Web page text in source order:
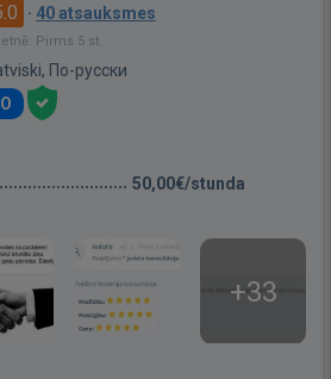
· 40 atsauksmes
Pirms 5 st.
По-русски
50,00€/stunda
+33